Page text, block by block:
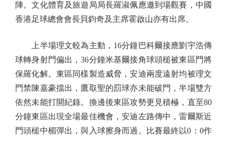
陣。文化體育及旅遊局局長羅淑佩應邀到場觀賽，中國
香港足球總會會長貝鈞奇及主席霍啟山亦有出席。
上半場理文較為主動，16分鐘巴科爾接應劉宇浩傳
球轉身射門偏出，36分鐘米基爾接角球頭槌被東區門將
保羅化解。東區同樣製造威脅，安迪兩度遠射均被理文
門禁陳嘉豪擋出，鷹取聖的罰球亦未能破門，半場雙方
依然未能打開紀錄。換邊後東區攻勢更見積極，直至80
分鐘東區出現全場最佳機會，安迪左路傳中，雷爾斯近
門頭槌中楣彈出，與入球擦身而過。比賽最終以0：0作